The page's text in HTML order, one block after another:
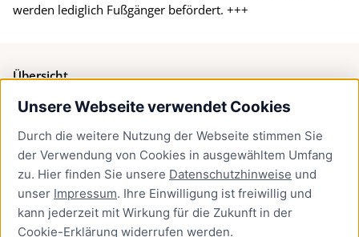
Unsere Webseite verwendet Cookies
Durch die weitere Nutzung der Webseite stimmen Sie
der Verwendung von Cookies in ausgewähltem Umfang
zu. Hier finden Sie unsere Datenschutzhinweise und
unser Impressum. Ihre Einwilligung ist freiwillig und
kann jederzeit mit Wirkung für die Zukunft in der
Cookie-Erklärung widerrufen werden.
werden lediglich Fußgänger befördert. +++
Übersicht
Bürgerservice
Presse
Newsletter Lübeck:kompakt
Kontakt
Kontakt